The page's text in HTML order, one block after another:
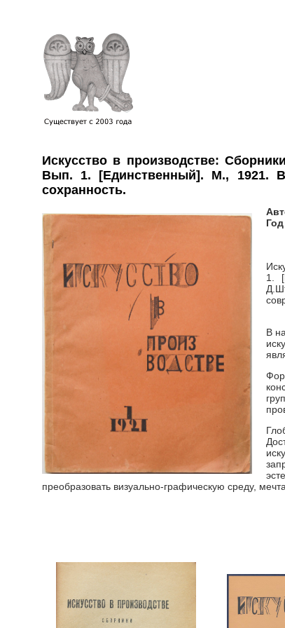
Искусство в производстве:
Вып. 1. [Единственный]. М., 1921.
сохранность.
1.
В
преобразовать визуально-графическую среду,